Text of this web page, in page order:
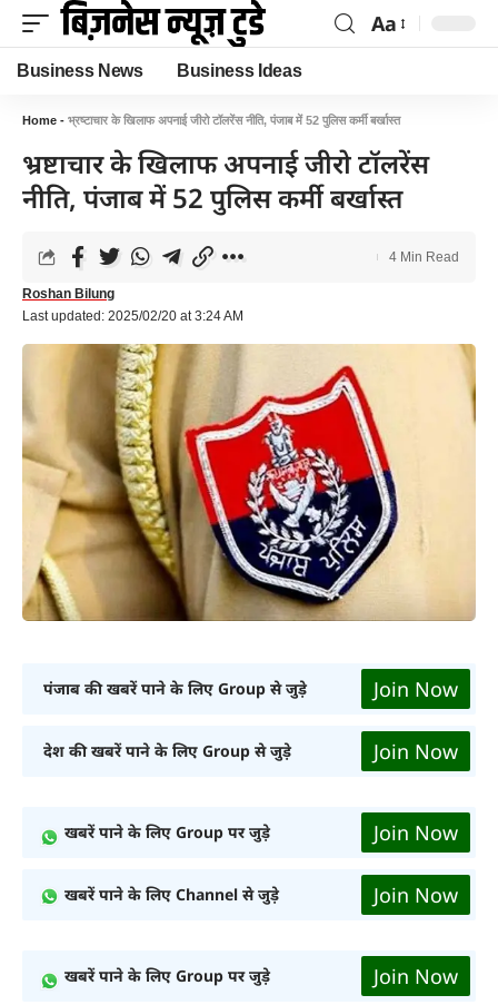
Aa
Business News Business Ideas
Home - भ्रष्टाचार के खिलाफ अपनाई जीरो टॉलरेंस नीति, पंजाब में 52 पुलिस कर्मी बर्खास्त
भ्रष्टाचार के खिलाफ अपनाई जीरो टॉलरेंस
नीति, पंजाब में 52 पुलिस कर्मी बर्खास्त
Last updated: 2025/02/20 at 3:24 AM
Roshan Bilung
4 Min Read
पंजाब की खबरें पाने के लिए Group से जुड़े Join Now
देश की खबरें पाने के लिए Group से जुड़े Join Now
खबरें पाने के लिए Group पर जुड़े Join Now
खबरें पाने के लिए Channel से जुड़े Join Now
खबरें पाने के लिए Group पर जुड़े Join Now